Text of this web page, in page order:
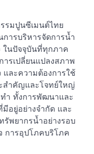
รมปูนซีเมนต์ไทย
การบริหารจัดการน้ำ
ในปัจจุบันที่ทุกภาค
รเปลี่ยนแปลงสภาพ
และความต้องการใช้
สำคัญและโจทย์ใหญ่
ำ ทั้งการพัฒนาและ
อยู่อย่างจำกัด และ
รัพยากรน้ำอย่างรอบ
การอุปโภคบริโภค